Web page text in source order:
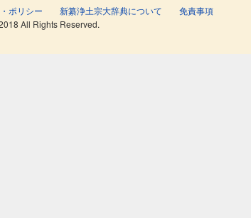
ポリシー 新纂浄土宗大辞典について
免責事項
All Rights Reserved.